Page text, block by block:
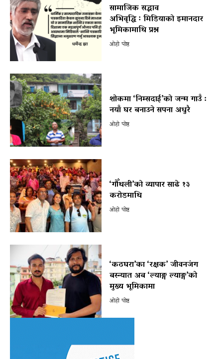
सामाजिक सद्भाव
अभिवृद्धि ः मिडियाको इमानदार
भूमिकामाथि प्रश्न
ओहो पोष्ट
शोकमा ‘निम्सदाई’को जन्म गाउँ :
नयाँ घर बनाउने सपना अधुरै
ओहो पोष्ट
‘गौँथली’को व्यापार साढे १३
करोडमाथि
ओहो पोष्ट
‘कठघरा’का ‘रक्षक’ जीवनजंग
बस्न्यात अब ‘ल्याङ्ग ल्याङ्ग’को
मुख्य भूमिकामा
ओहो पोष्ट